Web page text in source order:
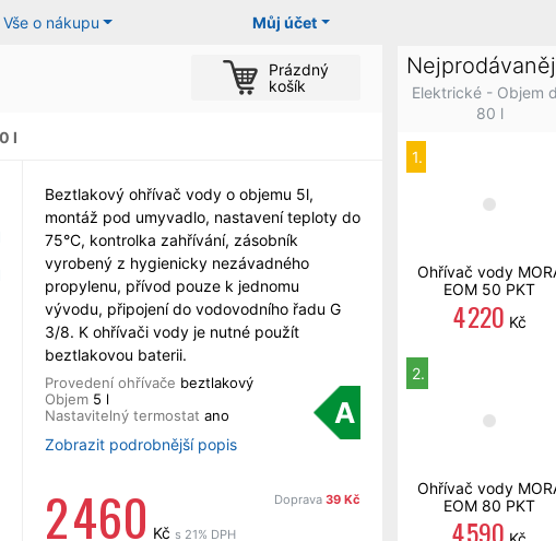
Můj účet
Vše o nákupu
Prázdný
košík
l
Beztlakový ohřívač vody o objemu 5l,
montáž pod umyvadlo, nastavení teploty do
75°C, kontrolka zahřívání, zásobník
vyrobený z hygienicky nezávadného
propylenu, přívod pouze k jednomu
vývodu, připojení do vodovodního řadu G
3/8. K ohřívači vody je nutné použít
beztlakovou baterii.
A
Provedení ohřívače beztlakový
Objem 5 l
Nastavitelný termostat ano
Zobrazit podrobnější popis
Doprava 39 Kč
2 460 Kč s 21% DPH
Elektrické - Objem
80 l
1.
Ohřívač vody
EOM 50 PKT
4 220 Kč
2.
Ohřívač vody
EOM 80 PKT
4 590